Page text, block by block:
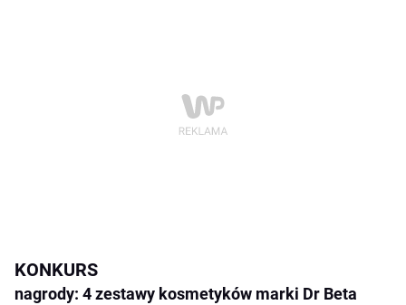
KONKURS
nagrody: 4 zestawy kosmetyków marki Dr Beta